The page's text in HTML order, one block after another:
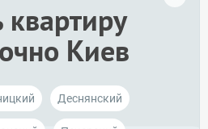
квартиру
Киев
Деснянский